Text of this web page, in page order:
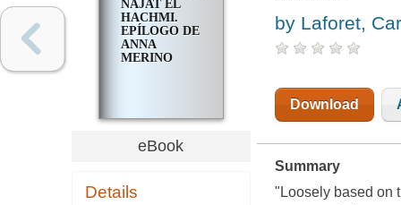
NAJAT EL
HACHMI.
EPÍLOGO DE
ANNA
MERINO
eBook
Details
by Laforet,
Download
Summary
"Loosely based on